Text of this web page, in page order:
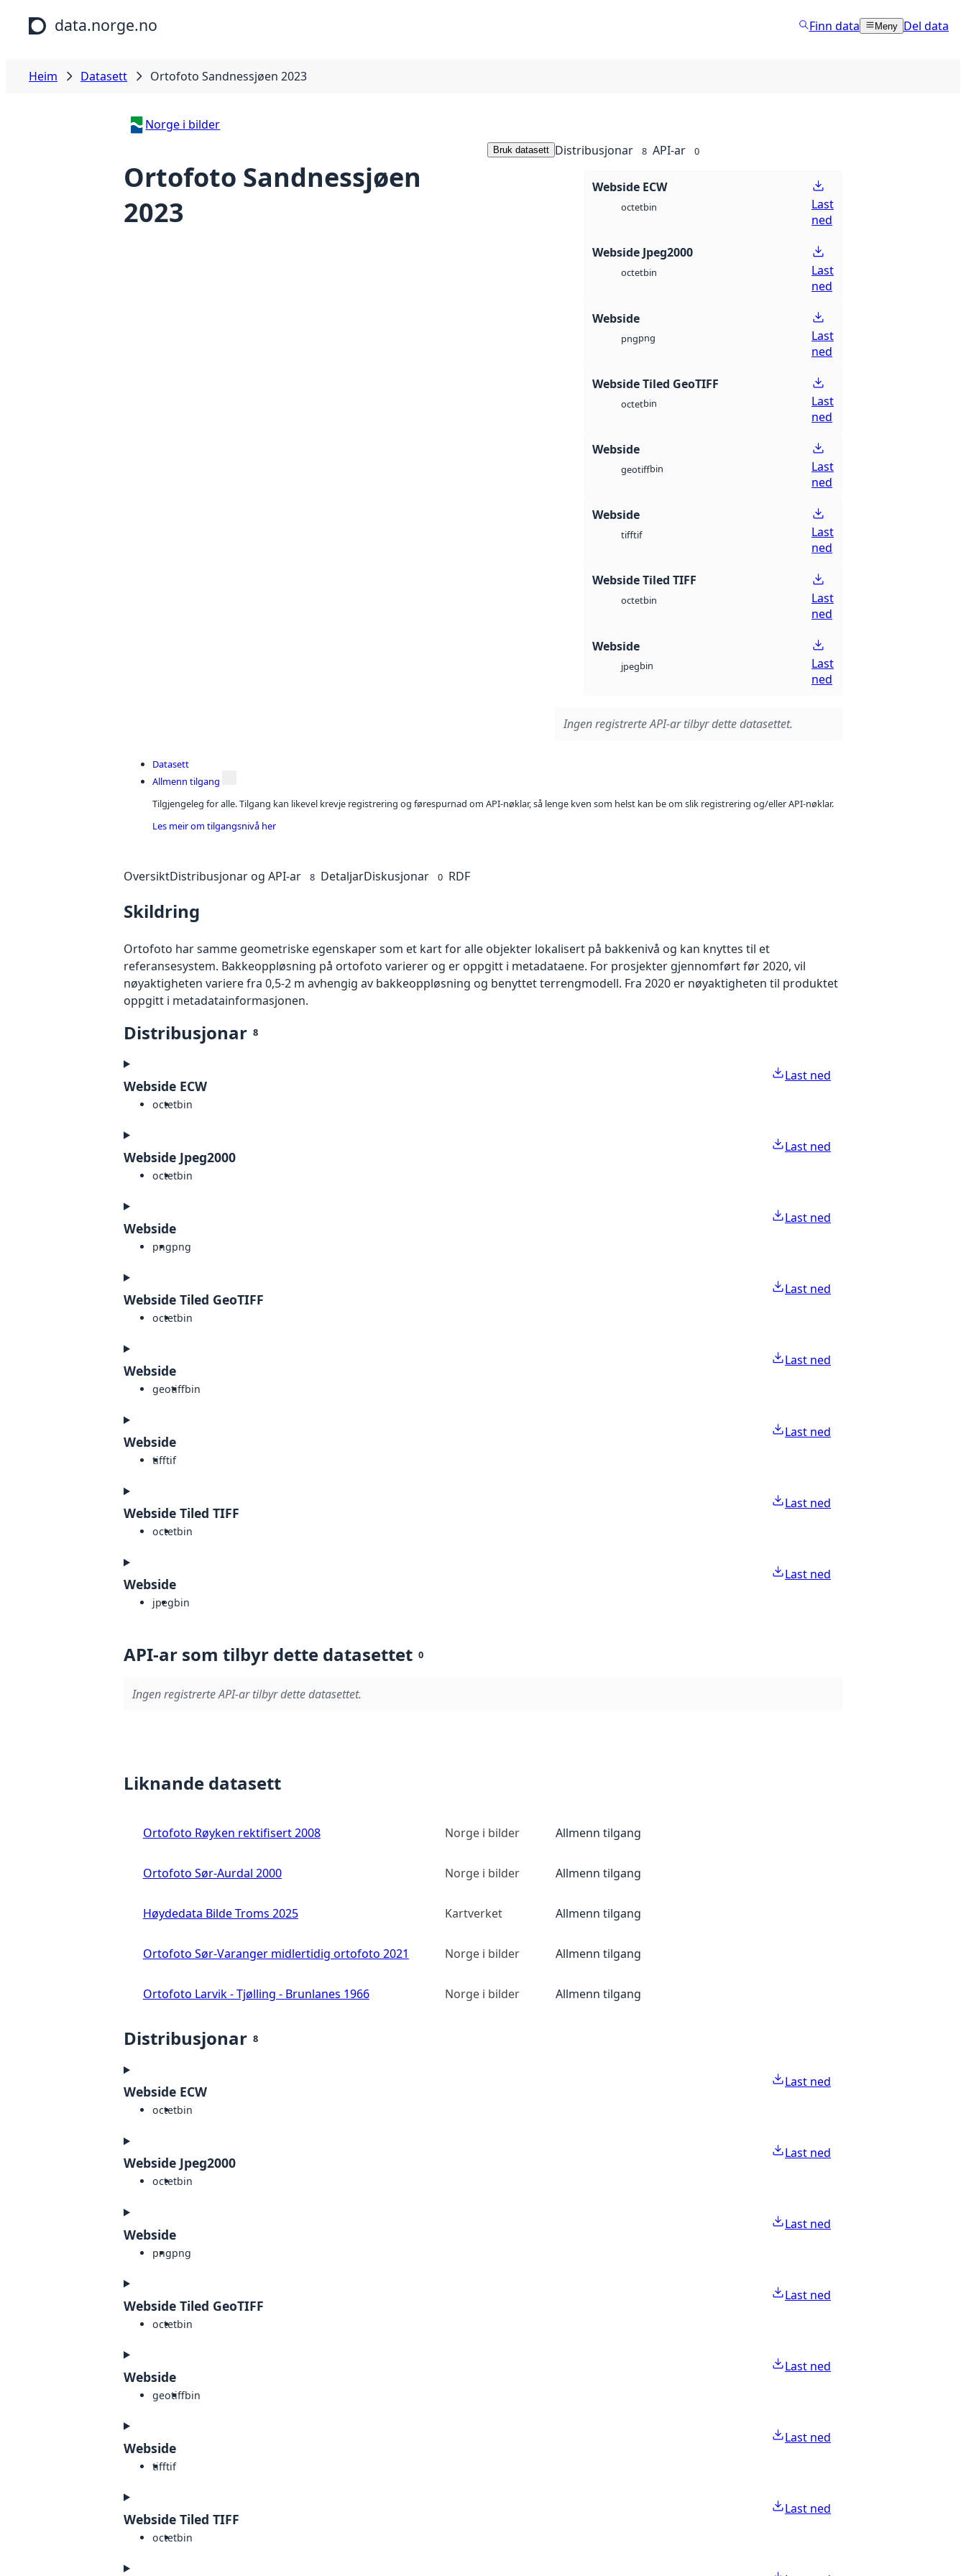
Hopp til hovudinnhald
data.norge.no Finn data Meny Del data
Heim Datasett Ortofoto Sandnessjøen 2023
Norge i bilder
Ortofoto Sandnessjøen
2023
Bruk datasett Distribusjonar 8 API-ar 0
Webside ECW
octetbin
Last
ned
Webside Jpeg2000
octetbin
Last
ned
Webside
pngpng
Last
ned
Webside Tiled GeoTIFF
octetbin
Last
ned
Webside
geotiffbin
Last
ned
Webside
tifftif
Last
ned
Webside Tiled TIFF
octetbin
Last
ned
Webside
jpegbin
Last
ned
Ingen registrerte API-ar tilbyr dette datasettet.
Datasett
Allmenn tilgang
Tilgjengeleg for alle. Tilgang kan likevel krevje registrering og førespurnad om API-nøklar, så lenge kven som helst kan be om slik registrering og/eller API-nøklar.
Les meir om tilgangsnivå her
OversiktDistribusjonar og API-ar 8 DetaljarDiskusjonar 0 RDF
Skildring
Ortofoto har samme geometriske egenskaper som et kart for alle objekter lokalisert på bakkenivå og kan knyttes til et
referansesystem. Bakkeoppløsning på ortofoto varierer og er oppgitt i metadataene. For prosjekter gjennomført før 2020, vil
nøyaktigheten variere fra 0,5-2 m avhengig av bakkeoppløsning og benyttet terrengmodell. Fra 2020 er nøyaktigheten til produktet
oppgitt i metadatainformasjonen.
Distribusjonar 8
Webside ECW
octetbin
Last ned
Webside Jpeg2000
octetbin
Last ned
Webside
pngpng
Last ned
Webside Tiled GeoTIFF
octetbin
Last ned
Webside
geotiffbin
Last ned
Webside
tifftif
Last ned
Webside Tiled TIFF
octetbin
Last ned
Webside
jpegbin
Last ned
API-ar som tilbyr dette datasettet 0
Ingen registrerte API-ar tilbyr dette datasettet.
Liknande datasett
Ortofoto Røyken rektifisert 2008 Norge i bilder Allmenn tilgang
Ortofoto Sør-Aurdal 2000 Norge i bilder Allmenn tilgang
Høydedata Bilde Troms 2025 Kartverket Allmenn tilgang
Ortofoto Sør-Varanger midlertidig ortofoto 2021 Norge i bilder Allmenn tilgang
Ortofoto Larvik - Tjølling - Brunlanes 1966 Norge i bilder Allmenn tilgang
Distribusjonar 8
Webside ECW
octetbin
Last ned
Webside Jpeg2000
octetbin
Last ned
Webside
pngpng
Last ned
Webside Tiled GeoTIFF
octetbin
Last ned
Webside
geotiffbin
Last ned
Webside
tifftif
Last ned
Webside Tiled TIFF
octetbin
Last ned